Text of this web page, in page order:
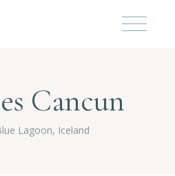
Cancun
Lagoon, Iceland